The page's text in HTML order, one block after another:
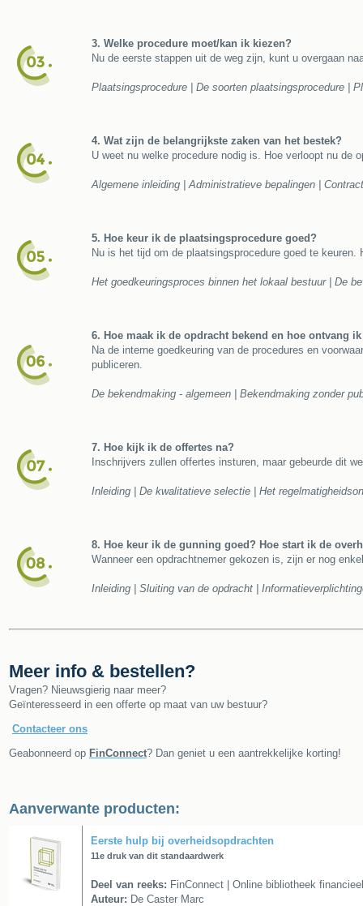
3. Welke procedure moet/kan ik kiezen?
Nu de eerste stappen uit de weg zijn, kunt u overgaan
Plaatsingsprocedure | De soorten plaatsingsprocedure |
4. Wat zijn de belangrijkste zaken van het bestek?
U weet nu welke procedure nodig is. Hoe verloopt nu de
Algemene inleiding | Administratieve bepalingen |
5. Hoe keur ik de plaatsingsprocedure goed?
Nu is het tijd om de plaatsingsprocedure goed te
Het goedkeuringsproces binnen het lokaal bestuur | De
6. Hoe maak ik de opdracht bekend en hoe ontvang
Na de interne goedkeuring van de procedures en
publiceren.
De bekendmaking - algemeen | Bekendmaking zonder
7. Hoe kijk ik de offertes na?
Inschrijvers zullen offertes insturen, maar gebeurde dit
Inleiding | De kwalitatieve selectie | Het
8. Hoe keur ik de gunning goed? Hoe start ik de
Wanneer een opdrachtnemer gekozen is, zijn er nog
Inleiding | Sluiting van de opdracht |
Meer info & bestellen?
Vragen? Nieuwsgierig naar meer?
Geïnteresseerd in een offerte op maat van uw bestuur?
Contacteer ons
Geabonneerd op FinConnect? Dan geniet u een aantrekkelijke korting!
Aanverwante producten:
Eerste hulp bij overheidsopdrachten
11e druk van dit standaardwerk
Deel van reeks: FinConnect | Online bibliotheek
Auteur: De Caster Marc